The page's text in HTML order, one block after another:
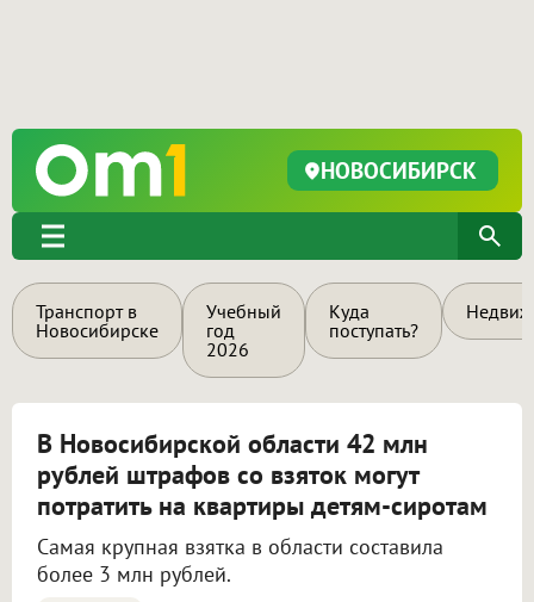
НОВОСИБИРСК
Транспорт в
Новосибирске
Учебный
год
2026
Куда
поступать?
В Новосибирской области 42 млн
рублей штрафов со взяток могут
потратить на квартиры детям-сиротам
Самая крупная взятка в области составила
более 3 млн рублей.